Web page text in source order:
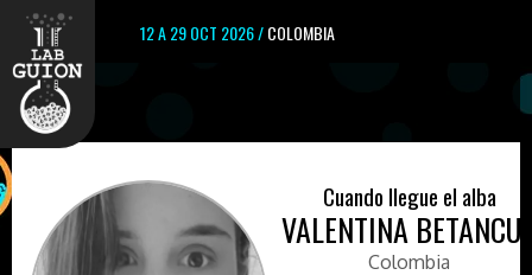
12 A 29 OCT 2026 /COLOMBIA
Cuando llegue el alba
VALENTINA
Colombia